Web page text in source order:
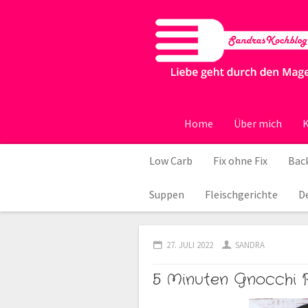
Home Über mich
Low Carb Fix ohne Fix
Suppen Fleischgerichte
27. JULI 2022 SANDRA
5 Minuten Gnocchi